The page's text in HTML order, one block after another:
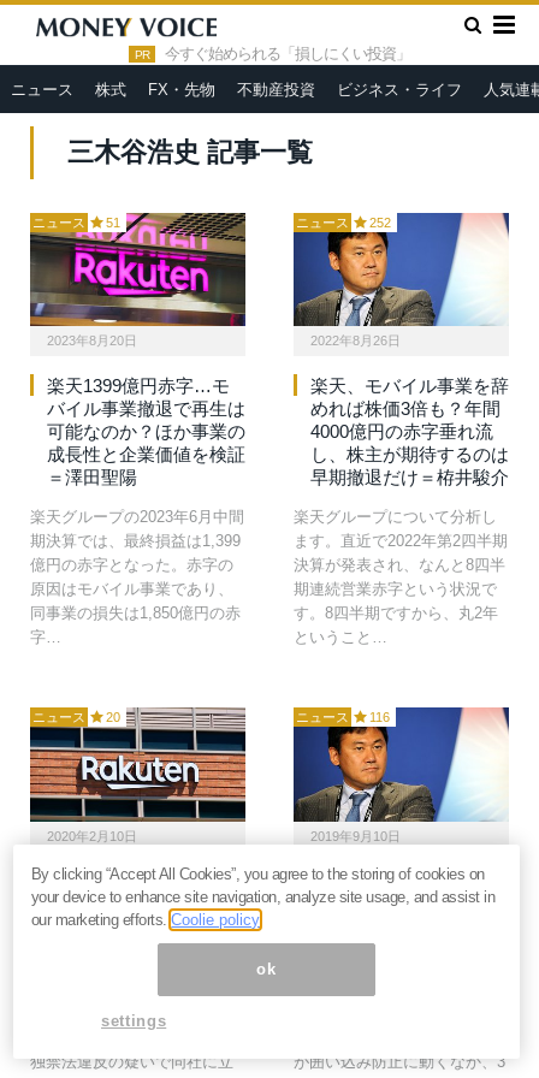
PR 今すぐ始められる「損しにくい投資」
ニュース 株式 FX・先物 不動産投資 ビジネス・ライフ 人気連
HOME » 三木谷浩史
三木谷浩史 記事一覧
ニュース 51
2023年8月20日
楽天1399億円赤字…モ
バイル事業撤退で再生は
可能なのか？ほか事業の
成長性と企業価値を検証
＝澤田聖陽
楽天グループの2023年6月中間
期決算では、最終損益は1,399
億円の赤字となった。赤字の
原因はモバイル事業であり、
同事業の損失は1,850億円の赤
字…
ニュース 252
2022年8月26日
楽天、モバイル事業を辞
めれば株価3倍も？年間
4000億円の赤字垂れ流
し、株主が期待するのは
早期撤退だけ＝栫井駿介
楽天グループについて分析し
ます。直近で2022年第2四半期
決算が発表され、なんと8四半
期連続営業赤字という状況で
す。8四半期ですから、丸2年
ということ…
ニュース 20
2020年2月10日
楽天、出店者負担の「送
料一律無料」は独禁法違
反なのか。公取委の立入
検査に賛否両論
で実施するとしている「送料
独禁法違反の疑いで同社に立
ニュース 116
2019年9月10日
楽天、携帯参入で価格競
争は起きるか？３社独占
社長の誤算＝原彰宏
が囲い込み防止に動くなか、3
By clicking “Accept All Cookies”, you agree to the storing of cookies on
your device to enhance site navigation, analyze site usage, and assist in
our marketing efforts.Coolie policy
ok
settings